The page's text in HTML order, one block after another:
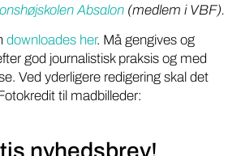
Absalon (medlem i VBF).
downloades her. Må gengives og
god journalistisk praksis og med
Ved yderligere redigering skal det
til madbilleder: